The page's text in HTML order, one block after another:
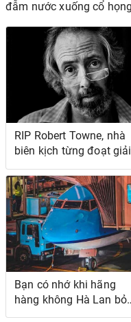
đẫm nước xuống cổ
RIP Robert Towne, nhà
biên kịch từng đoạt giải
Oscar của Chinatown
Bạn có nhớ khi hãng
hàng không Hà Lan bỏ
440 con sóc vào máy